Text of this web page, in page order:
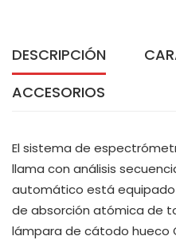
DESCRIPCIÓN
ACCESORIOS
El sistema de
llama con análisis
automático está
de absorción atómica de
lámpara de cátodo hueco